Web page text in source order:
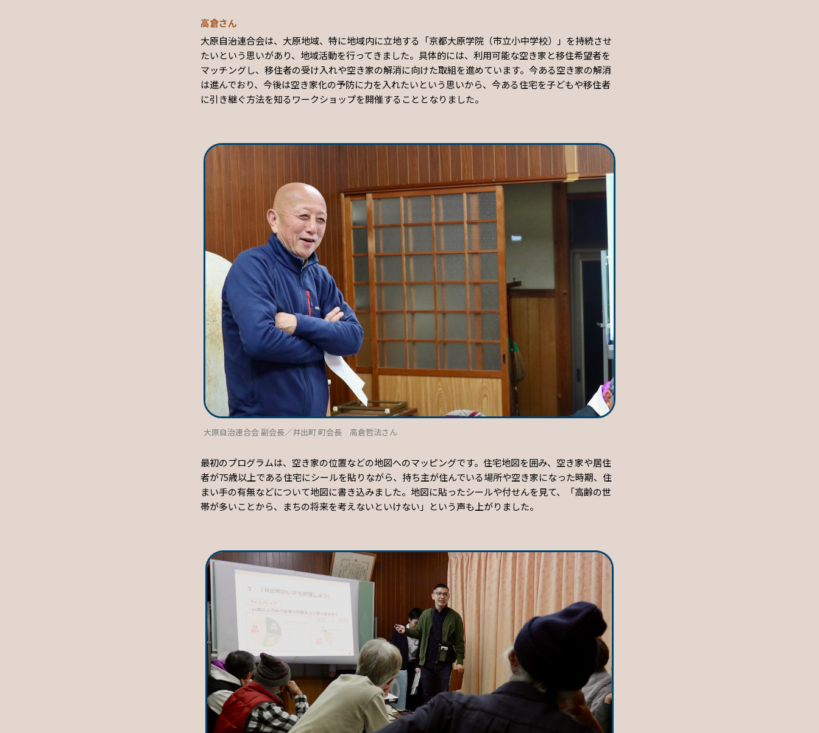
高倉さん
大原自治連合会は、大原地域、特に地域内に立地する「京都大原学院（市立小中学校）」を持続させ
たいという思いがあり、地域活動を行ってきました。具体的には、利用可能な空き家と移住希望者を
マッチングし、移住者の受け入れや空き家の解消に向けた取組を進めています。今ある空き家の解消
は進んでおり、今後は空き家化の予防に力を入れたいという思いから、今ある住宅を子どもや移住者
に引き継ぐ方法を知るワークショップを開催することとなりました。
大原自治連合会 副会長／井出町 町会長 高倉哲法さん
最初のプログラムは、空き家の位置などの地図へのマッピングです。住宅地図を囲み、空き家や居住
者が75歳以上である住宅にシールを貼りながら、持ち主が住んでいる場所や空き家になった時期、住
まい手の有無などについて地図に書き込みました。地図に貼ったシールや付せんを見て、「高齢の世
帯が多いことから、まちの将来を考えないといけない」という声も上がりました。